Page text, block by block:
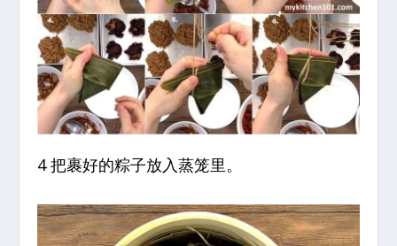
4 把裹好的粽子放入蒸笼里。